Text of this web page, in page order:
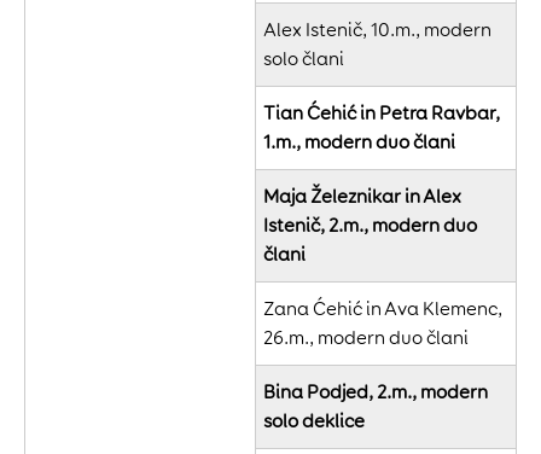
Alex Istenič, 10.m., modern
solo člani
Tian Ćehić in Petra Ravbar,
1.m., modern duo člani
Maja Železnikar in Alex
Istenič, 2.m., modern duo
člani
Zana Ćehić in Ava Klemenc,
26.m., modern duo člani
Bina Podjed, 2.m., modern
solo deklice